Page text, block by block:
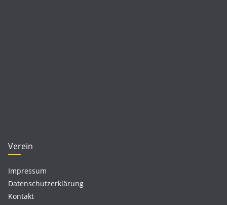
Verein
Impressum
Datenschutzerklärung
Kontakt